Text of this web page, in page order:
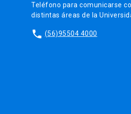
Teléfono para comunicarse
distintas áreas de la
phone (56)95504 4000